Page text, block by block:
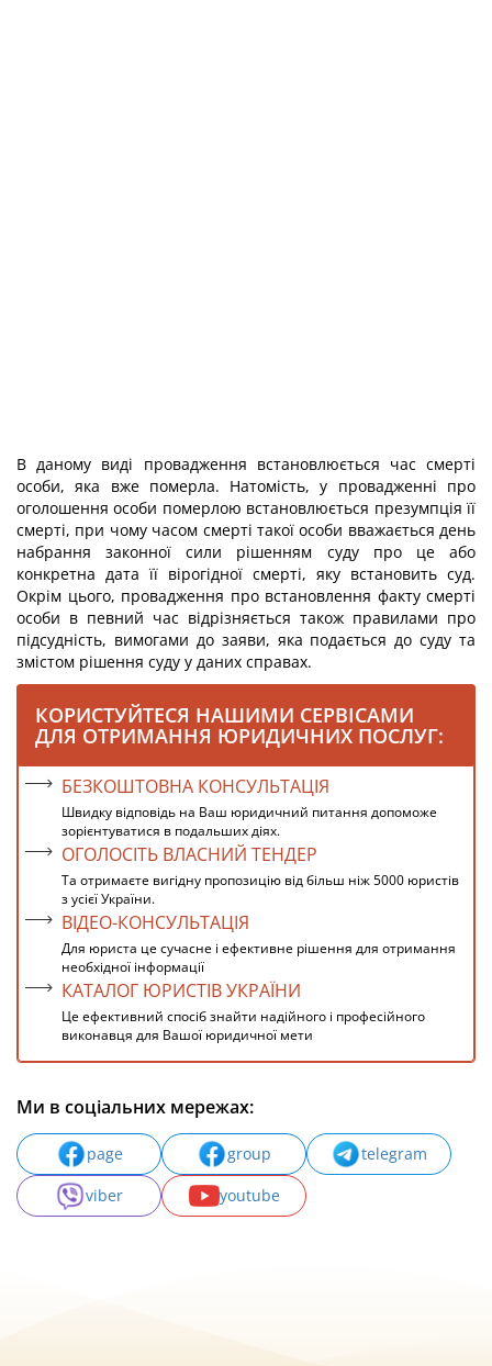
В даному виді провадження встановлюється час смерті
особи, яка вже померла. Натомість, у провадженні про
оголошення особи померлою встановлюється презумпція її
смерті, при чому часом смерті такої особи вважається день
набрання законної сили рішенням суду про це або
конкретна дата її вірогідної смерті, яку встановить суд.
Окрім цього, провадження про встановлення факту смерті
особи в певний час відрізняється також правилами про
підсудність, вимогами до заяви, яка подається до суду та
змістом рішення суду у даних справах.
КОРИСТУЙТЕСЯ НАШИМИ СЕРВІСАМИ
ДЛЯ ОТРИМАННЯ ЮРИДИЧНИХ ПОСЛУГ:
БЕЗКОШТОВНА КОНСУЛЬТАЦІЯ
Швидку відповідь на Ваш юридичний питання допоможе
зорієнтуватися в подальших діях.
ОГОЛОСІТЬ ВЛАСНИЙ ТЕНДЕР
Та отримаєте вигідну пропозицію від більш ніж 5000 юристів
з усієї України.
ВІДЕО-КОНСУЛЬТАЦІЯ
Для юриста це сучасне і ефективне рішення для отримання
необхідної інформації
КАТАЛОГ ЮРИСТІВ УКРАЇНИ
Це ефективний спосіб знайти надійного і професійного
виконавця для Вашої юридичної мети
Ми в соціальних мережах:
page group
telegram
viber
youtube